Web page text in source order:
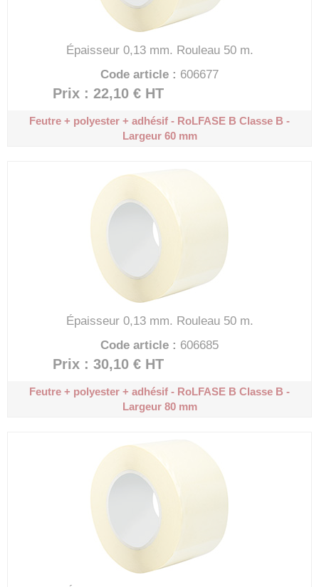
Épaisseur 0,13 mm. Rouleau 50 m.
Code article : 606677
Prix : 22,10 € HT
Feutre + polyester + adhésif - RoLFASE B Classe B -
Largeur 60 mm
Épaisseur 0,13 mm. Rouleau 50 m.
Code article : 606685
Prix : 30,10 € HT
Feutre + polyester + adhésif - RoLFASE B Classe B -
Largeur 80 mm